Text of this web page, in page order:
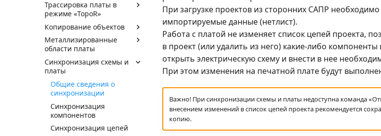
Трассировка платы в
режиме «TopoR»
Копирование объектов
Металлизированные
области платы
Синхронизация схемы и
платы
Общие сведения о
синхронизации
Синхронизация
компонентов
Синхронизация цепей
При загрузке проектов из сторонних САПР
импортируемые данные (нетлист).
Работа с платой не изменяет список цепей проекта,
в проект (или удалить из него) какие-либо
открыть электрическую схему и внести в нее
При этом изменения на печатной плате будут
Важно! При синхронизации схемы и платы недоступна команда
внесением изменений в список цепей проекта рекомендуется
копию.